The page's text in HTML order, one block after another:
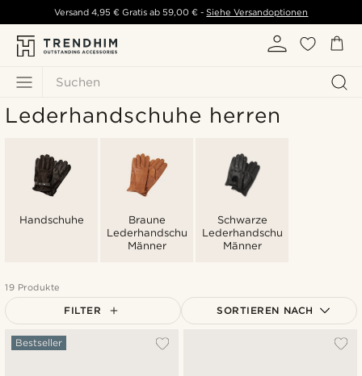
Suchen
Versand 4,95 € Gratis ab 59,00 € - Siehe Versandoptionen
Lederhandschuhe herren
Handschuhe
Braune
Lederhandschuhe
Männer
Schwarze
Lederhandschuhe
Männer
19 Produkte
FILTER SORTIEREN NACH
Bestseller